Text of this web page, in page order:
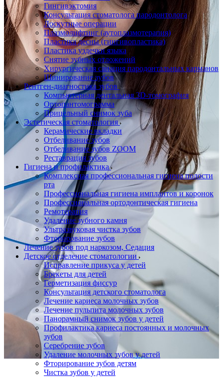
Гингивэктомия
Консультация стоматолога пародонтолога
Лоскутные операции
Плазмолифтинг (аутоплазмотерапия)
Пластика десны (гингивопластика)
Пластика уздечки языка
Снятие зубных отложений
Хирургическая санация пародонтальных карманов
Шинирование зубов
Рентген-диагностика зубов
Компьютерная дентальная 3D-томография
Ортопантомограмма
Прицельный снимок зуба
Эстетическая стоматология
Керамические вкладки
Отбеливание зубов
Отбеливание зубов ZOOM
Реставрация зубов
Гигиена и профилактика
Комплексная профессиональная гигиена полости
рта
Профессиональная гигиена имплантов и коронок
Профессиональная ортодонтическая гигиена
Ремотерапия
Удаление зубного камня
Ультразвуковая чистка зубов
Фторирование зубов
Лечение зубов под наркозом, Седация
Детское отделение стоматологии
Исправление прикуса у детей
Брекеты для детей
Герметизация фиссур
Консультация детского стоматолога
Лечение кариеса молочных зубов
Лечение пульпита молочных зубов
Панорамный снимок зубов у детей
Профилактика кариеса постоянных и молочных
зубов
Серебрение зубов
Удаление молочных зубов у детей
Фторирование зубов детям
Чистка зубов у детей